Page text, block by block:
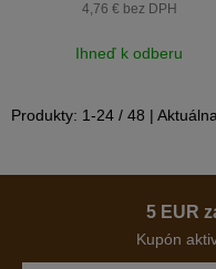
4,76 € bez DPH
Ihneď k odberu
Produkty: 1-24 / 48 |
5 EUR
Kupón